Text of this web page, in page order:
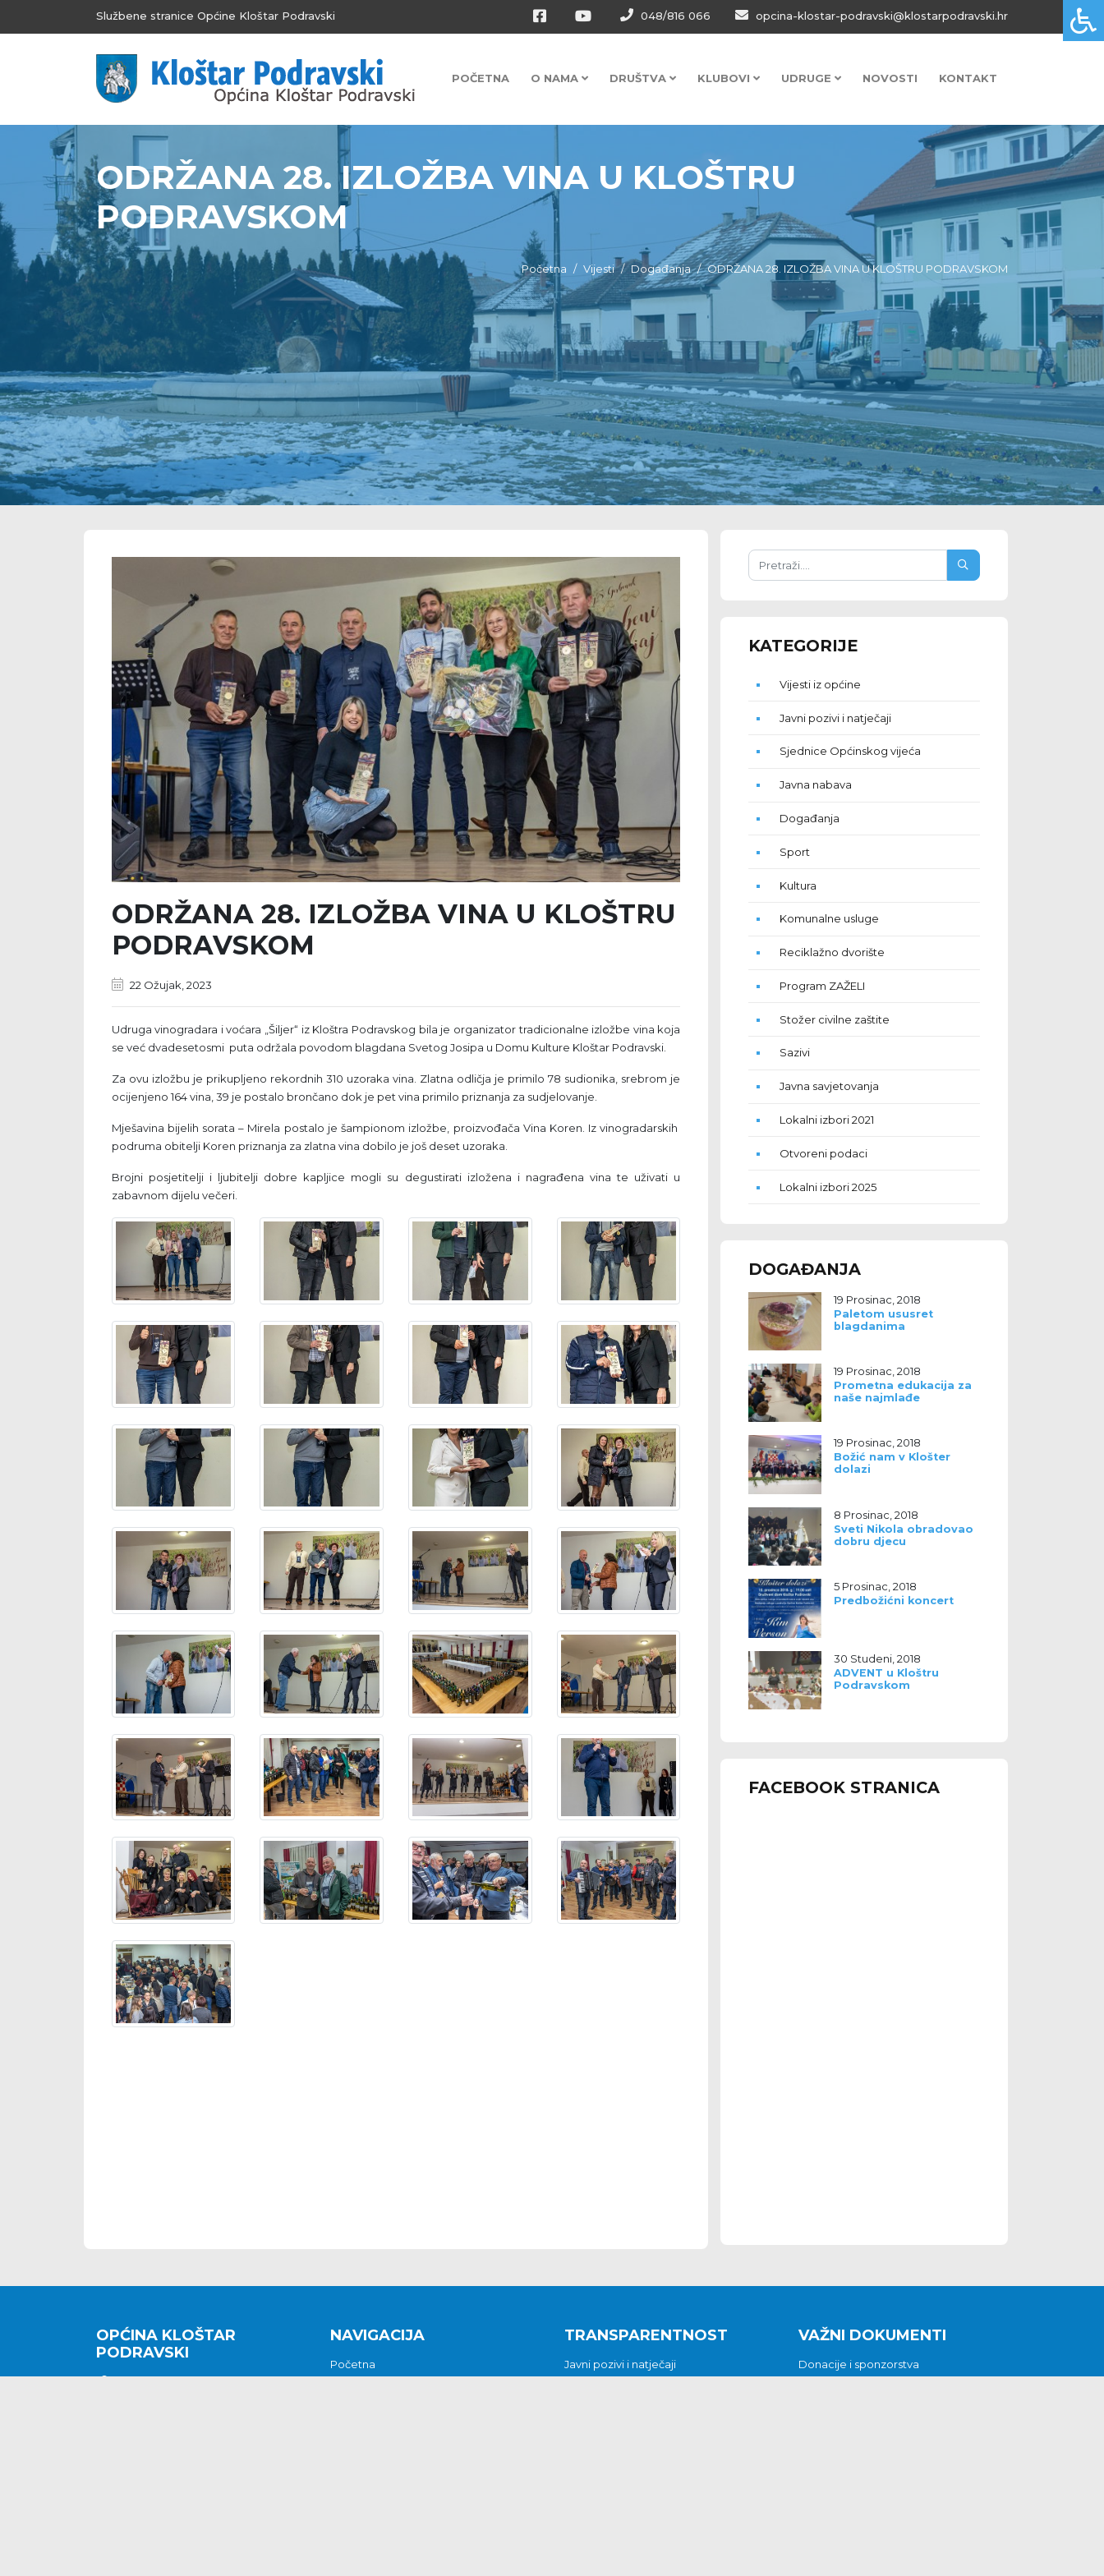
Službene stranice Općine Kloštar Podravski 048/816 066 opcina-klostar-podravski@klostarpodravski.hr
POČETNA O NAMA DRUŠTVA KLUBOVI UDRUGE NOVOSTI KONTAKT
ODRŽANA 28. IZLOŽBA VINA U KLOŠTRU
PODRAVSKOM
Početna Vijesti Događanja ODRŽANA 28. IZLOŽBA VINA U KLOŠTRU PODRAVSKOM
ODRŽANA 28. IZLOŽBA VINA U KLOŠTRU
PODRAVSKOM
22 Ožujak, 2023
Udruga vinogradara i voćara „Šiljer“ iz Kloštra Podravskog bila je organizator tradicionalne izložbe vina koja
se već dvadesetosmi puta održala povodom blagdana Svetog Josipa u Domu Kulture Kloštar Podravski.
Za ovu izložbu je prikupljeno rekordnih 310 uzoraka vina. Zlatna odličja je primilo 78 sudionika, srebrom je
ocijenjeno 164 vina, 39 je postalo brončano dok je pet vina primilo priznanja za sudjelovanje.
Mješavina bijelih sorata – Mirela postalo je šampionom izložbe, proizvođača Vina Koren. Iz vinogradarskih
podruma obitelji Koren priznanja za zlatna vina dobilo je još deset uzoraka.
Brojni posjetitelji i ljubitelji dobre kapljice mogli su degustirati izložena i nagrađena vina te uživati u
zabavnom dijelu večeri.
KATEGORIJE
Vijesti iz općine
Javni pozivi i natječaji
Sjednice Općinskog vijeća
Javna nabava
Događanja
Sport
Kultura
Komunalne usluge
Reciklažno dvorište
Program ZAŽELI
Stožer civilne zaštite
Sazivi
Javna savjetovanja
Lokalni izbori 2021
Otvoreni podaci
Lokalni izbori 2025
DOGAĐANJA
19 Prosinac, 2018
Paletom ususret
blagdanima
19 Prosinac, 2018
Prometna edukacija za
naše najmlađe
19 Prosinac, 2018
Božić nam v Klošter
dolazi
8 Prosinac, 2018
Sveti Nikola obradovao
dobru djecu
5 Prosinac, 2018
Predbožićni koncert
30 Studeni, 2018
ADVENT u Kloštru
Podravskom
FACEBOOK STRANICA
OPĆINA KLOŠTAR
PODRAVSKI
NAVIGACIJA
Početna
TRANSPARENTNOST
Javni pozivi i natječaji
VAŽNI DOKUMENTI
Donacije i sponzorstva